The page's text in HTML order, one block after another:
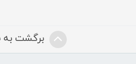
برگشت به